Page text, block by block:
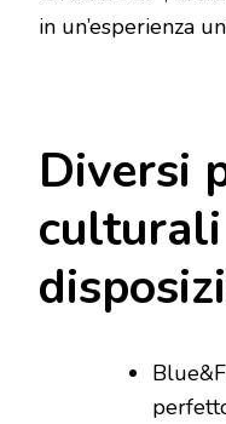
in un’esperienza
Diversi